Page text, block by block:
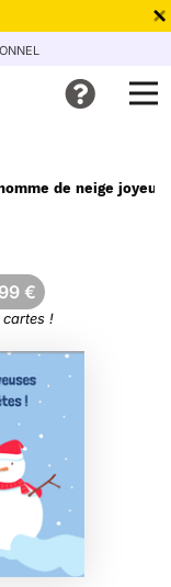
pour envoyer des
de neige
€
!